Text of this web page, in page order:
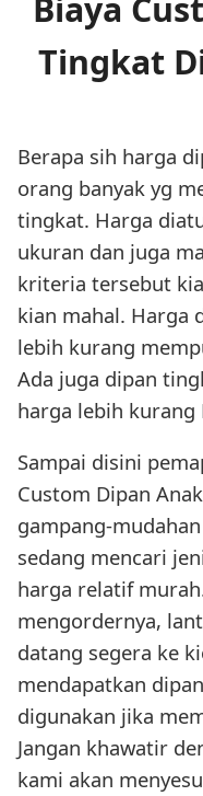
Biaya
Tingkat
Berapa sih harga
orang banyak yg
tingkat. Harga
ukuran dan juga
kriteria tersebut
kian mahal. Harga
lebih kurang
Ada juga dipan
harga lebih kurang
Sampai disini
Custom Dipan
gampang-
sedang mencari
harga relatif
mengordernya,
datang segera ke
mendapatkan
digunakan jika
Jangan khawatir
kami akan